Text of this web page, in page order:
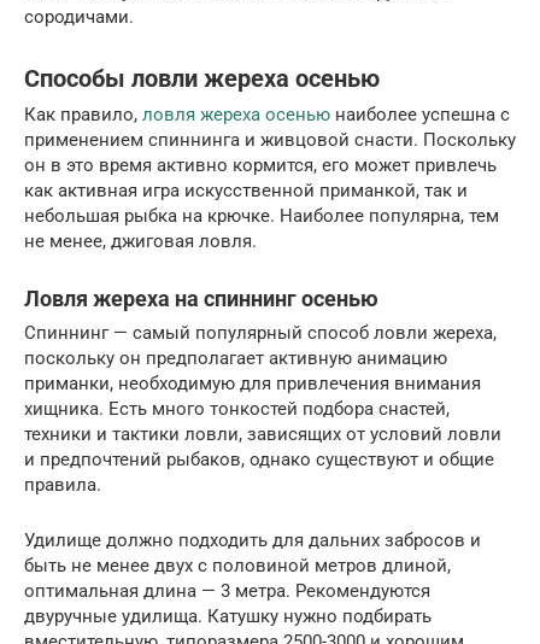
сородичами.
Способы ловли жереха осенью
Как правило, ловля жереха осенью наиболее успешна с
применением спиннинга и живцовой снасти. Поскольку
он в это время активно кормится, его может привлечь
как активная игра искусственной приманкой, так и
небольшая рыбка на крючке. Наиболее популярна, тем
не менее, джиговая ловля.
Ловля жереха на спиннинг осенью
Спиннинг — самый популярный способ ловли жереха,
поскольку он предполагает активную анимацию
приманки, необходимую для привлечения внимания
хищника. Есть много тонкостей подбора снастей,
техники и тактики ловли, зависящих от условий ловли
и предпочтений рыбаков, однако существуют и общие
правила.
Удилище должно подходить для дальних забросов и
быть не менее двух с половиной метров длиной,
оптимальная длина — 3 метра. Рекомендуются
двуручные удилища. Катушку нужно подбирать